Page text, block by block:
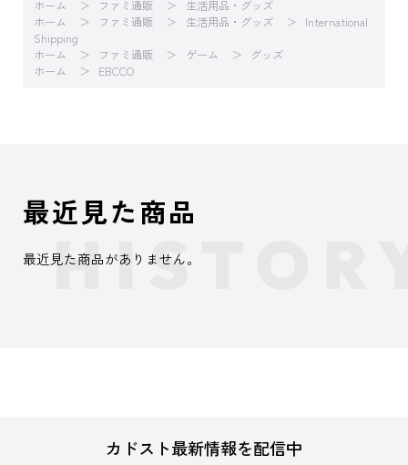
ホーム
ファミ通販
生活用品・グッズ
ホーム
ファミ通販 生活用品・グッズ
International
Shipping
ホーム
ファミ通販 ゲーム
グッズ
ホーム
EBCCO
最近見た商品
最近見た商品がありません。
カドスト最新情報を配信中